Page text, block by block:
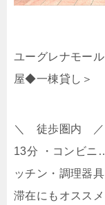
ユーグレナモー
屋◆一棟貸し＞
＼ 徒歩圏内 ／
13分 ・コンビ
ッチン・調理器
滞在にもオススメ